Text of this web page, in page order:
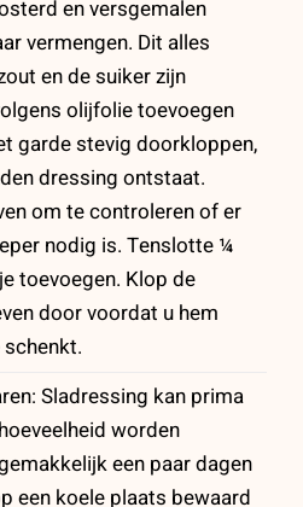
en versgemalen
vermengen. Dit alles
en de suiker zijn
olijfolie toevoegen
garde stevig doorkloppen,
dressing ontstaat.
om te controleren of er
nodig is. Tenslotte ¼
toevoegen. Klop de
door voordat u hem
Sladressing kan prima
worden
een paar dagen
een koele plaats bewaard